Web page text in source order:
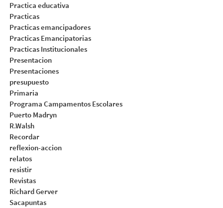
Practica educativa
Practicas
Practicas emancipadores
Practicas Emancipatorias
Practicas Institucionales
Presentacion
Presentaciones
presupuesto
Primaria
Programa Campamentos Escolares
Puerto Madryn
R.Walsh
Recordar
reflexion-accion
relatos
resistir
Revistas
Richard Gerver
Sacapuntas